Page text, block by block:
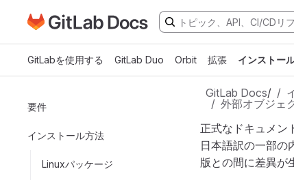
メインコンテンツにスキップ
GitLabドキュメントのホームページに移動
GitLabを使用する GitLab Duo Orbit 拡張 インストー
要件
インストール方法
Linuxパッケージ
GitLab Docs/
外部オブジェ
正式なドキュメン
日本語訳の一部の
版との間に差異が